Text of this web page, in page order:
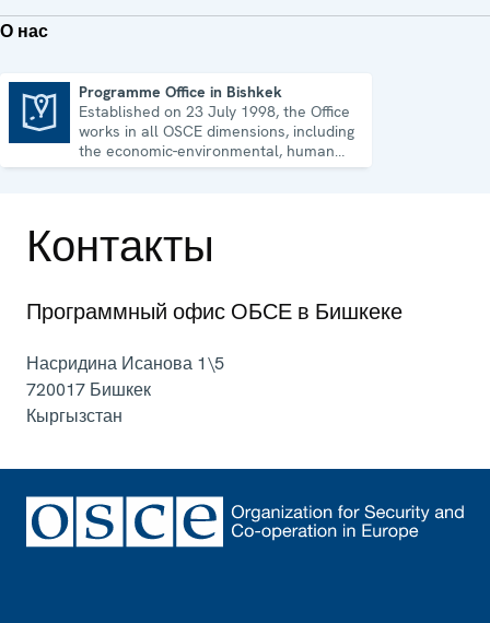
О нас
Programme Office in Bishkek
Established on 23 July 1998, the Office
works in all OSCE dimensions, including
the economic-environmental, human
and political aspects of security.
Контакты
Программный офис ОБСЕ в Бишкеке
Насридина Исанова 1\5
720017 Бишкек
Кыргызстан